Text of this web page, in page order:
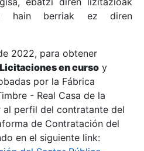
hain berriak ez diren
2022, para obtener
Licitaciones en curso y
por la Fábrica
- Real Casa de la
al perfil del contratante del
de Contratación del
en el siguiente link: